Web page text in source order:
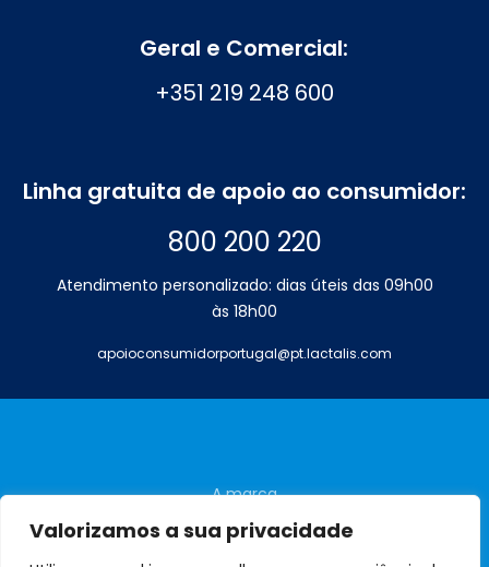
Valorizamos a sua privacidade
Geral e Comercial:
+351 219 248 600
Linha gratuita de apoio ao consumidor:
800 200 220
Atendimento personalizado: dias úteis das 09h00
às 18h00
apoioconsumidorportugal@pt.lactalis.com
A marca
Perguntas frequentes
Contactos